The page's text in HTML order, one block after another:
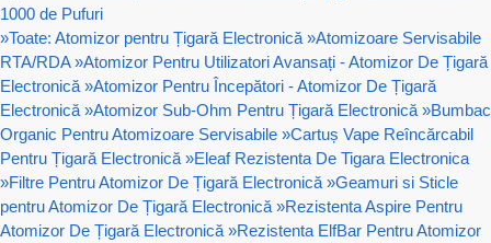
1000 de Pufuri
»Toate: Atomizor pentru Țigară Electronică »Atomizoare Servisabile
RTA/RDA »Atomizor Pentru Utilizatori Avansați - Atomizor De Țigară
Electronică »Atomizor Pentru Începători - Atomizor De Țigară
Electronică »Atomizor Sub-Ohm Pentru Țigară Electronică »Bumbac
Organic Pentru Atomizoare Servisabile »Cartuș Vape Reîncărcabil
Pentru Țigară Electronică »Eleaf Rezistenta De Tigara Electronica
»Filtre Pentru Atomizor De Țigară Electronică »Geamuri si Sticle
pentru Atomizor De Țigară Electronică »Rezistenta Aspire Pentru
Atomizor De Țigară Electronică »Rezistenta ElfBar Pentru Atomizor